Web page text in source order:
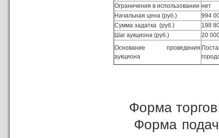
Ограничения в использовании нет
Начальная цена (руб.)
994
Сумма задатка (руб.)
198
Шаг аукциона (руб.)
20
Основание проведения
аукциона
Форма
Форма